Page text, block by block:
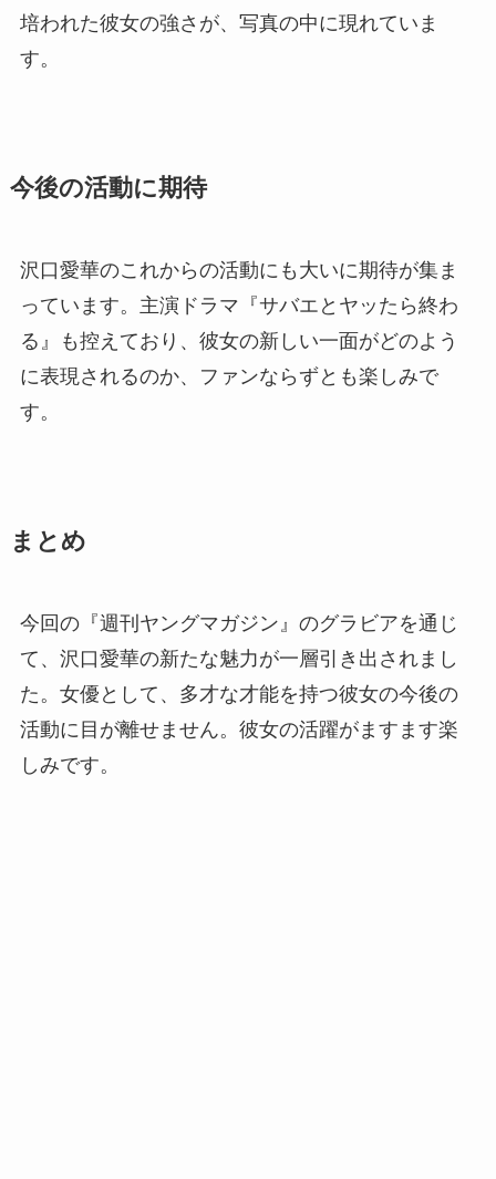
培われた彼女の強さが、写真の中に現れていま
す。
今後の活動に期待
沢口愛華のこれからの活動にも大いに期待が集ま
っています。主演ドラマ『サバエとヤッたら終わ
る』も控えており、彼女の新しい一面がどのよう
に表現されるのか、ファンならずとも楽しみで
す。
まとめ
今回の『週刊ヤングマガジン』のグラビアを通じ
て、沢口愛華の新たな魅力が一層引き出されまし
た。女優として、多才な才能を持つ彼女の今後の
活動に目が離せません。彼女の活躍がますます楽
しみです。